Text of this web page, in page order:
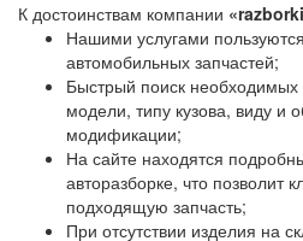
К достоинствам компании
Нашими услугами
автомобильных запчастей;
Быстрый поиск необходимых
модели, типу кузова, виду и
модификации;
На сайте находятся
авторазборке, что позволит
подходящую запчасть;
При отсутствии изделия на